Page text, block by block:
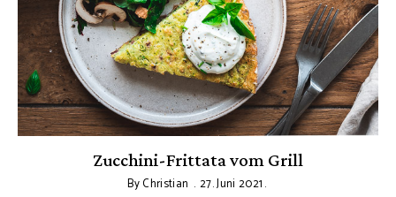
Zucchini-Frittata vom Grill
ByChristian 27. Juni 2021